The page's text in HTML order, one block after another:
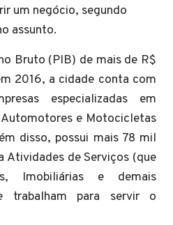
um negócio, segundo
assunto.
Bruto (PIB) de mais de R$
2016, a cidade conta com
especializadas em
Automotores e Motocicletas
disso, possui mais 78 mil
Atividades de Serviços (que
Imobiliárias e demais
trabalham para servir o